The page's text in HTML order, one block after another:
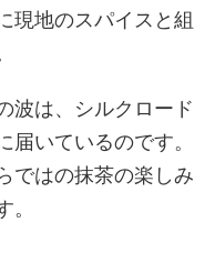
現地のスパイスと組
波は、シルクロード
いているのです。
ではの抹茶の楽しみ